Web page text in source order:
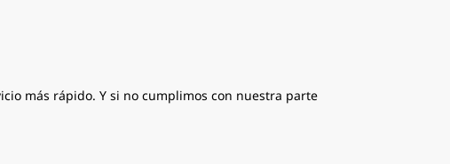
más rápido. Y si no cumplimos con nuestra parte